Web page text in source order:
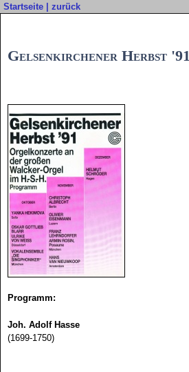
Startseite zurück
Gelsenkirchener Herbst '91
Programm:
Joh. Adolf Hasse
(1699-1750)